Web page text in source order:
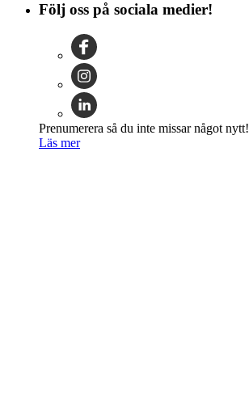
Följ oss på sociala medier!
Prenumerera så du inte missar något nytt!
Läs mer